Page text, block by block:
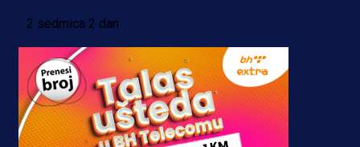
2 sedmica 2 dan